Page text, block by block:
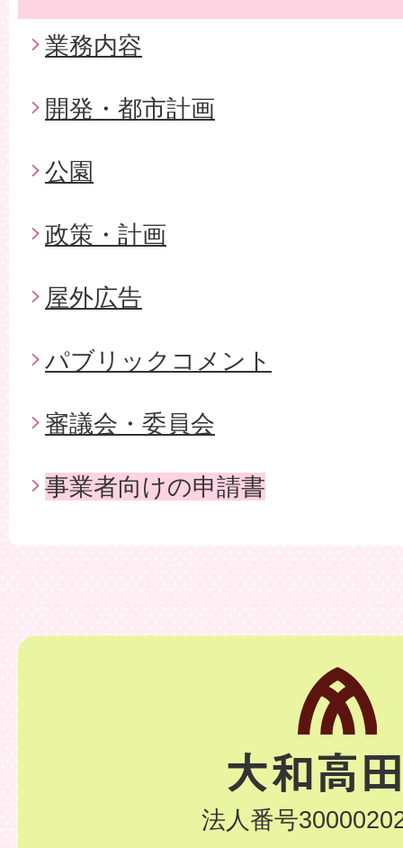
業務内容
開発・都市計画
公園
政策・計画
屋外広告
パブリックコメント
審議会・委員会
事業者向けの申請書
法人番号